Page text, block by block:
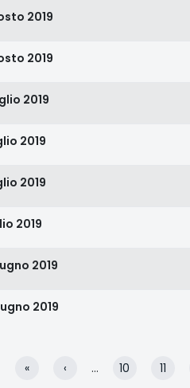
2019
2019
2019
2019
2019
2019
2019
2019
Première
«
Page
‹ … Page
10 Page
11